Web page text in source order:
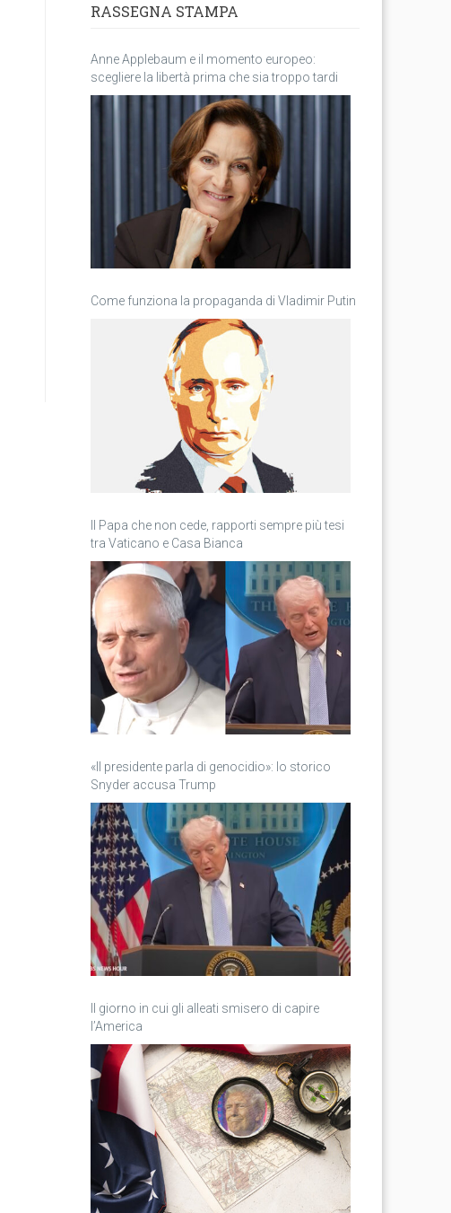
RASSEGNA STAMPA
Anne Applebaum e il momento europeo:
scegliere la libertà prima che sia troppo tardi
Come funziona la propaganda di Vladimir Putin
Il Papa che non cede, rapporti sempre più tesi
tra Vaticano e Casa Bianca
«Il presidente parla di genocidio»: lo storico
Snyder accusa Trump
Il giorno in cui gli alleati smisero di capire
l’America